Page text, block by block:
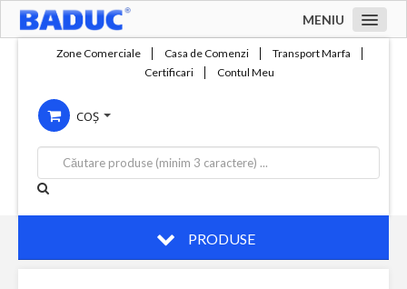
MENIU
Compania
Servicii
Productie
Contact
Zone Comerciale Casa de Comenzi
Transport Marfa
Certificari
Contul Meu
COȘ
PRODUSE